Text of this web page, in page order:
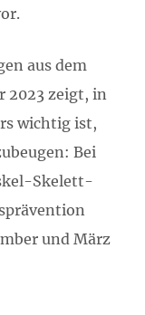
aus dem
2023 zeigt, in
wichtig ist,
Bei
Skelett-
und März